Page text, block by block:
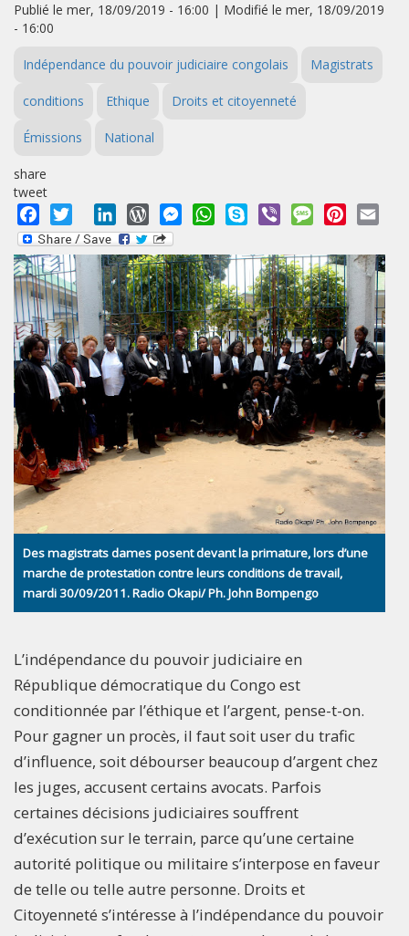
Publié le mer, 18/09/2019 - 16:00 | Modifié le mer, 18/09/2019
- 16:00
Indépendance du pouvoir judiciaire congolais Magistrats
conditions Ethique Droits et citoyenneté
Émissions National
share
tweet
Facebook
Twitter LinkedInWordPressMessengerWhatsApp
Skype Viber MessagePinterest
Des magistrats dames posent devant la primature, lors d’une
marche de protestation contre leurs conditions de travail,
mardi 30/09/2011. Radio Okapi/ Ph. John Bompengo
L’indépendance du pouvoir judiciaire en
République démocratique du Congo est
conditionnée par l’éthique et l’argent, pense-t-on.
Pour gagner un procès, il faut soit user du trafic
d’influence, soit débourser beaucoup d’argent chez
les juges, accusent certains avocats. Parfois
certaines décisions judiciaires souffrent
d’exécution sur le terrain, parce qu’une certaine
autorité politique ou militaire s’interpose en faveur
de telle ou telle autre personne. Droits et
Citoyenneté s’intéresse à l’indépendance du pouvoir